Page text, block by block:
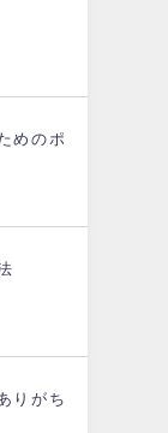
めのポ
りがち